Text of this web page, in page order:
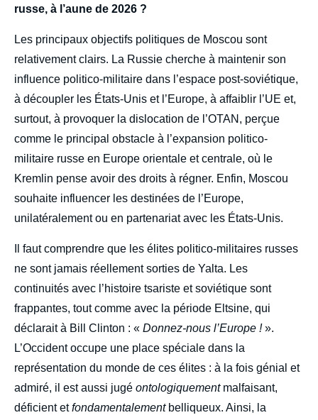
russe, à l’aune de 2026 ?
Les principaux objectifs politiques de Moscou sont
relativement clairs. La Russie cherche à maintenir son
influence politico-militaire dans l’espace post-soviétique,
à découpler les États-Unis et l’Europe, à affaiblir l’UE et,
surtout, à provoquer la dislocation de l’OTAN, perçue
comme le principal obstacle à l’expansion politico-
militaire russe en Europe orientale et centrale, où le
Kremlin pense avoir des droits à régner. Enfin, Moscou
souhaite influencer les destinées de l’Europe,
unilatéralement ou en partenariat avec les États-Unis.
Il faut comprendre que les élites politico-militaires russes
ne sont jamais réellement sorties de Yalta. Les
continuités avec l’histoire tsariste et soviétique sont
frappantes, tout comme avec la période Eltsine, qui
déclarait à Bill Clinton : « Donnez-nous l’Europe !».
L’Occident occupe une place spéciale dans la
représentation du monde de ces élites : à la fois génial et
admiré, il est aussi jugé ontologiquement malfaisant,
déficient etfondamentalement belliqueux. Ainsi, la